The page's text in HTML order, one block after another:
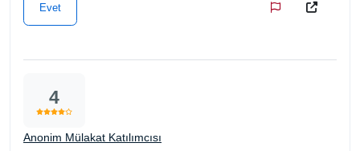
Evet
4
Anonim Mülakat Katılımcısı